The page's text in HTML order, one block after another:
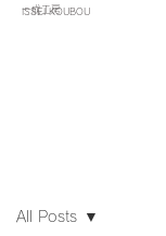
ISSEI KOUBOU
一成工房
All Posts